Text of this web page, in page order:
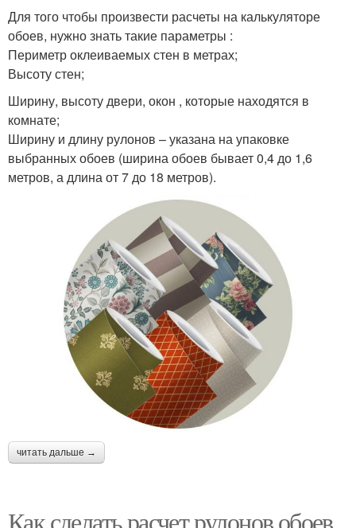
Для того чтобы произвести расчеты на калькуляторе
обоев, нужно знать такие параметры :
Периметр оклеиваемых стен в метрах;
Высоту стен;
Ширину, высоту двери, окон , которые находятся в
комнате;
Ширину и длину рулонов – указана на упаковке
выбранных обоев (ширина обоев бывает 0,4 до 1,6
метров, а длина от 7 до 18 метров).
читать дальше →